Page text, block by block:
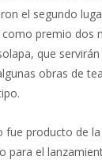
el segundo
como premio dos
que
obras de
fue producto de
para el